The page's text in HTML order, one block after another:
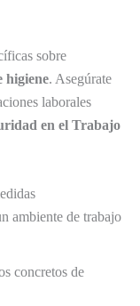
sobre
higiene. Asegúrate
laborales
en el Trabajo
ambiente de trabajo
concretos de